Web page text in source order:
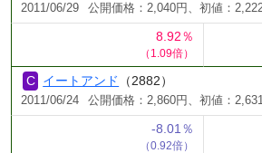
2011/06/29 公開価格：2,040円、初値：
8.92％
（1.09倍）
イートアンド （2882）
2011/06/24 公開価格：2,860円、初値：
-8.01％
（0.92倍）